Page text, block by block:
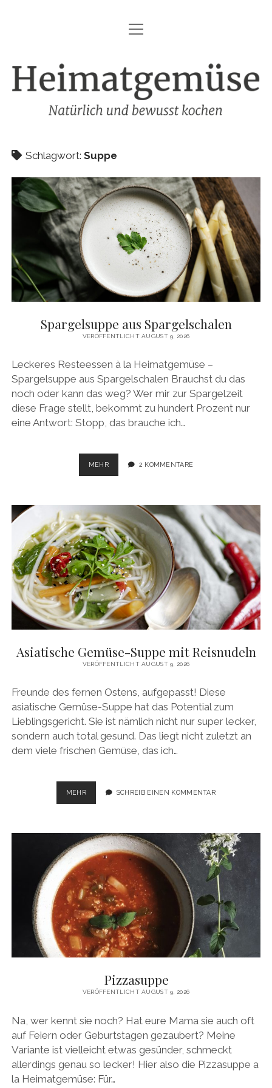
HEIMATGEMÜSE
DAS KOCHBUCH
FOODFOTOGRAFIE
REZEPTE
IMPRESSUM
DATENSCHUTZ
facebook instagram
amazon
E-
Mail
Menü
öffnen
Heimatgemüse
Schlagwort: Suppe
Spargelsuppe aus Spargelschalen
VERÖFFENTLICHT AUGUST 9, 2026
Leckeres Resteessen à la Heimatgemüse –
Spargelsuppe aus Spargelschalen Brauchst du das
noch oder kann das weg? Wer mir zur Spargelzeit
diese Frage stellt, bekommt zu hundert Prozent nur
eine Antwort: Stopp, das brauche ich…
MEHRSPARGELSUPPE
AUS
2 KOMMENTARE
Asiatische Gemüse-Suppe mit Reisnudeln
VERÖFFENTLICHT AUGUST 9, 2026
Freunde des fernen Ostens, aufgepasst! Diese
asiatische Gemüse-Suppe hat das Potential zum
Lieblingsgericht. Sie ist nämlich nicht nur super lecker,
sondern auch total gesund. Das liegt nicht zuletzt an
dem viele frischen Gemüse, das ich…
MEHRASIATISCHE
GEMÜSE-
REISNUDELN
SCHREIB EINEN KOMMENTAR
Pizzasuppe
VERÖFFENTLICHT AUGUST 9, 2026
Na, wer kennt sie noch? Hat eure Mama sie auch oft
auf Feiern oder Geburtstagen gezaubert? Meine
Variante ist vielleicht etwas gesünder, schmeckt
allerdings genau so lecker! Hier also die Pizzasuppe a
la Heimatgemüse: Für…